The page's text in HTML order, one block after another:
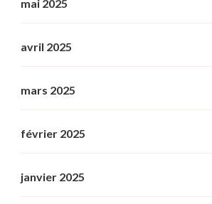
mai 2025
avril 2025
mars 2025
février 2025
janvier 2025